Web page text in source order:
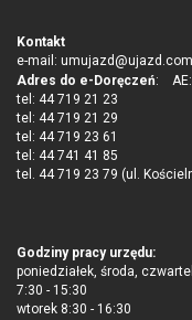
Kontakt
e-mail:
Adres do e-Doręczeń:
tel: 44 719 21 23
tel: 44 719 21 29
tel: 44 719 23 61
tel: 44 741 41 85
tel. 44 719 23 79 (ul.
Godziny pracy urzędu:
poniedziałek, środa,
7:30 - 15:30
wtorek 8:30 - 16:30